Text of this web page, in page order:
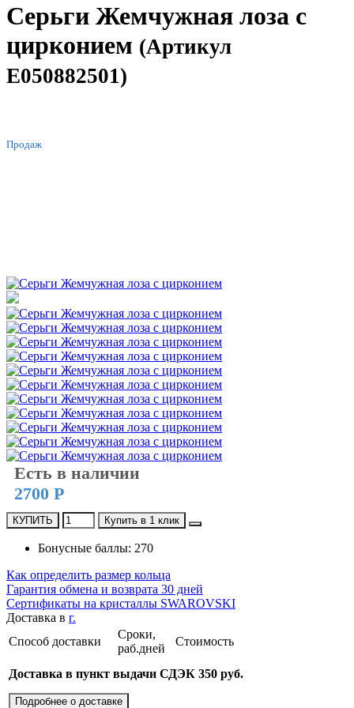
Серьги Жемчужная лоза с
цирконием (Артикул
E050882501)
Продаж
Есть в наличии
2700 Р
КУПИТЬ Купить в 1 клик
Бонусные баллы: 270
Как определить размер кольца
Гарантия обмена и возврата 30 дней
Сертификаты на кристаллы SWAROVSKI
Доставка в г.
Способ доставки
Сроки,
раб.дней
Стоимость
Доставка в пункт выдачи СДЭК 350 руб.
Подробнее о доставке